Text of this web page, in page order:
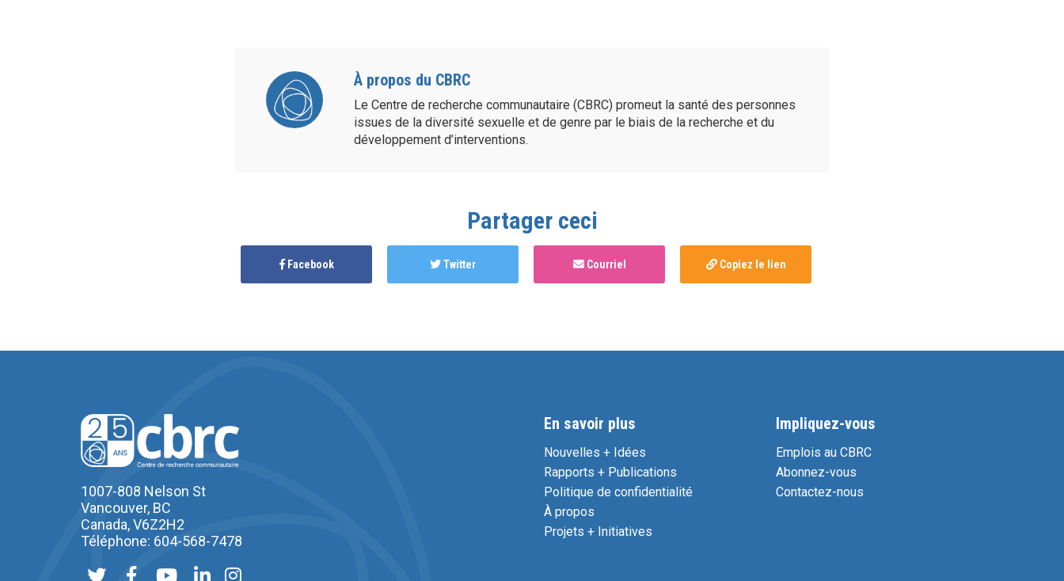
À propos du CBRC
Le Centre de recherche communautaire (CBRC) promeut la santé des personnes
issues de la diversité sexuelle et de genre par le biais de la recherche et du
développement d’interventions.
Partager ceci
Facebook Twitter Courriel Copiez le lien
1007-808 Nelson St
Vancouver, BC
Canada, V6Z2H2
Téléphone: 604-568-7478
En savoir plus
Nouvelles + Idées
Rapports + Publications
Politique de confidentialité
À propos
Projets + Initiatives
Impliquez-vous
Emplois au CBRC
Abonnez-vous
Contactez-nous